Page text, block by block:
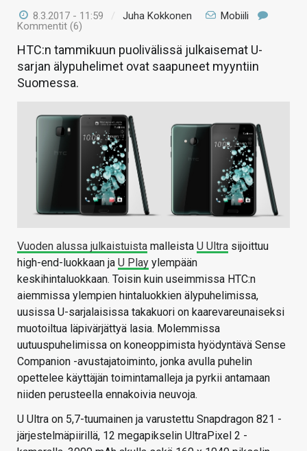
8.3.2017 - 11:59 / Juha Kokkonen
Mobiili
Kommentit (6)
HTC:n tammikuun puolivälissä julkaisemat U-
sarjan älypuhelimet ovat saapuneet myyntiin
Suomessa.
Vuoden alussa julkaistuista malleista U Ultra sijoittuu
high-end-luokkaan ja U Play ylempään
keskihintaluokkaan. Toisin kuin useimmissa HTC:n
aiemmissa ylempien hintaluokkien älypuhelimissa,
uusissa U-sarjalaisissa takakuori on kaarevareunaiseksi
muotoiltua läpivärjättyä lasia. Molemmissa
uutuuspuhelimissa on koneoppimista hyödyntävä Sense
Companion -avustajatoiminto, jonka avulla puhelin
opettelee käyttäjän toimintamalleja ja pyrkii antamaan
niiden perusteella ennakoivia neuvoja.
U Ultra on 5,7-tuumainen ja varustettu Snapdragon 821 -
järjestelmäpiirillä, 12 megapikselin UltraPixel 2 -